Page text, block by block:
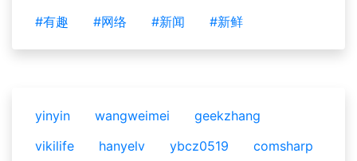
#有趣
#网络 #新闻 #新鲜
yinyin wangweimei
geekzhang
vikilife
hanyelv ybcz0519
comsharp